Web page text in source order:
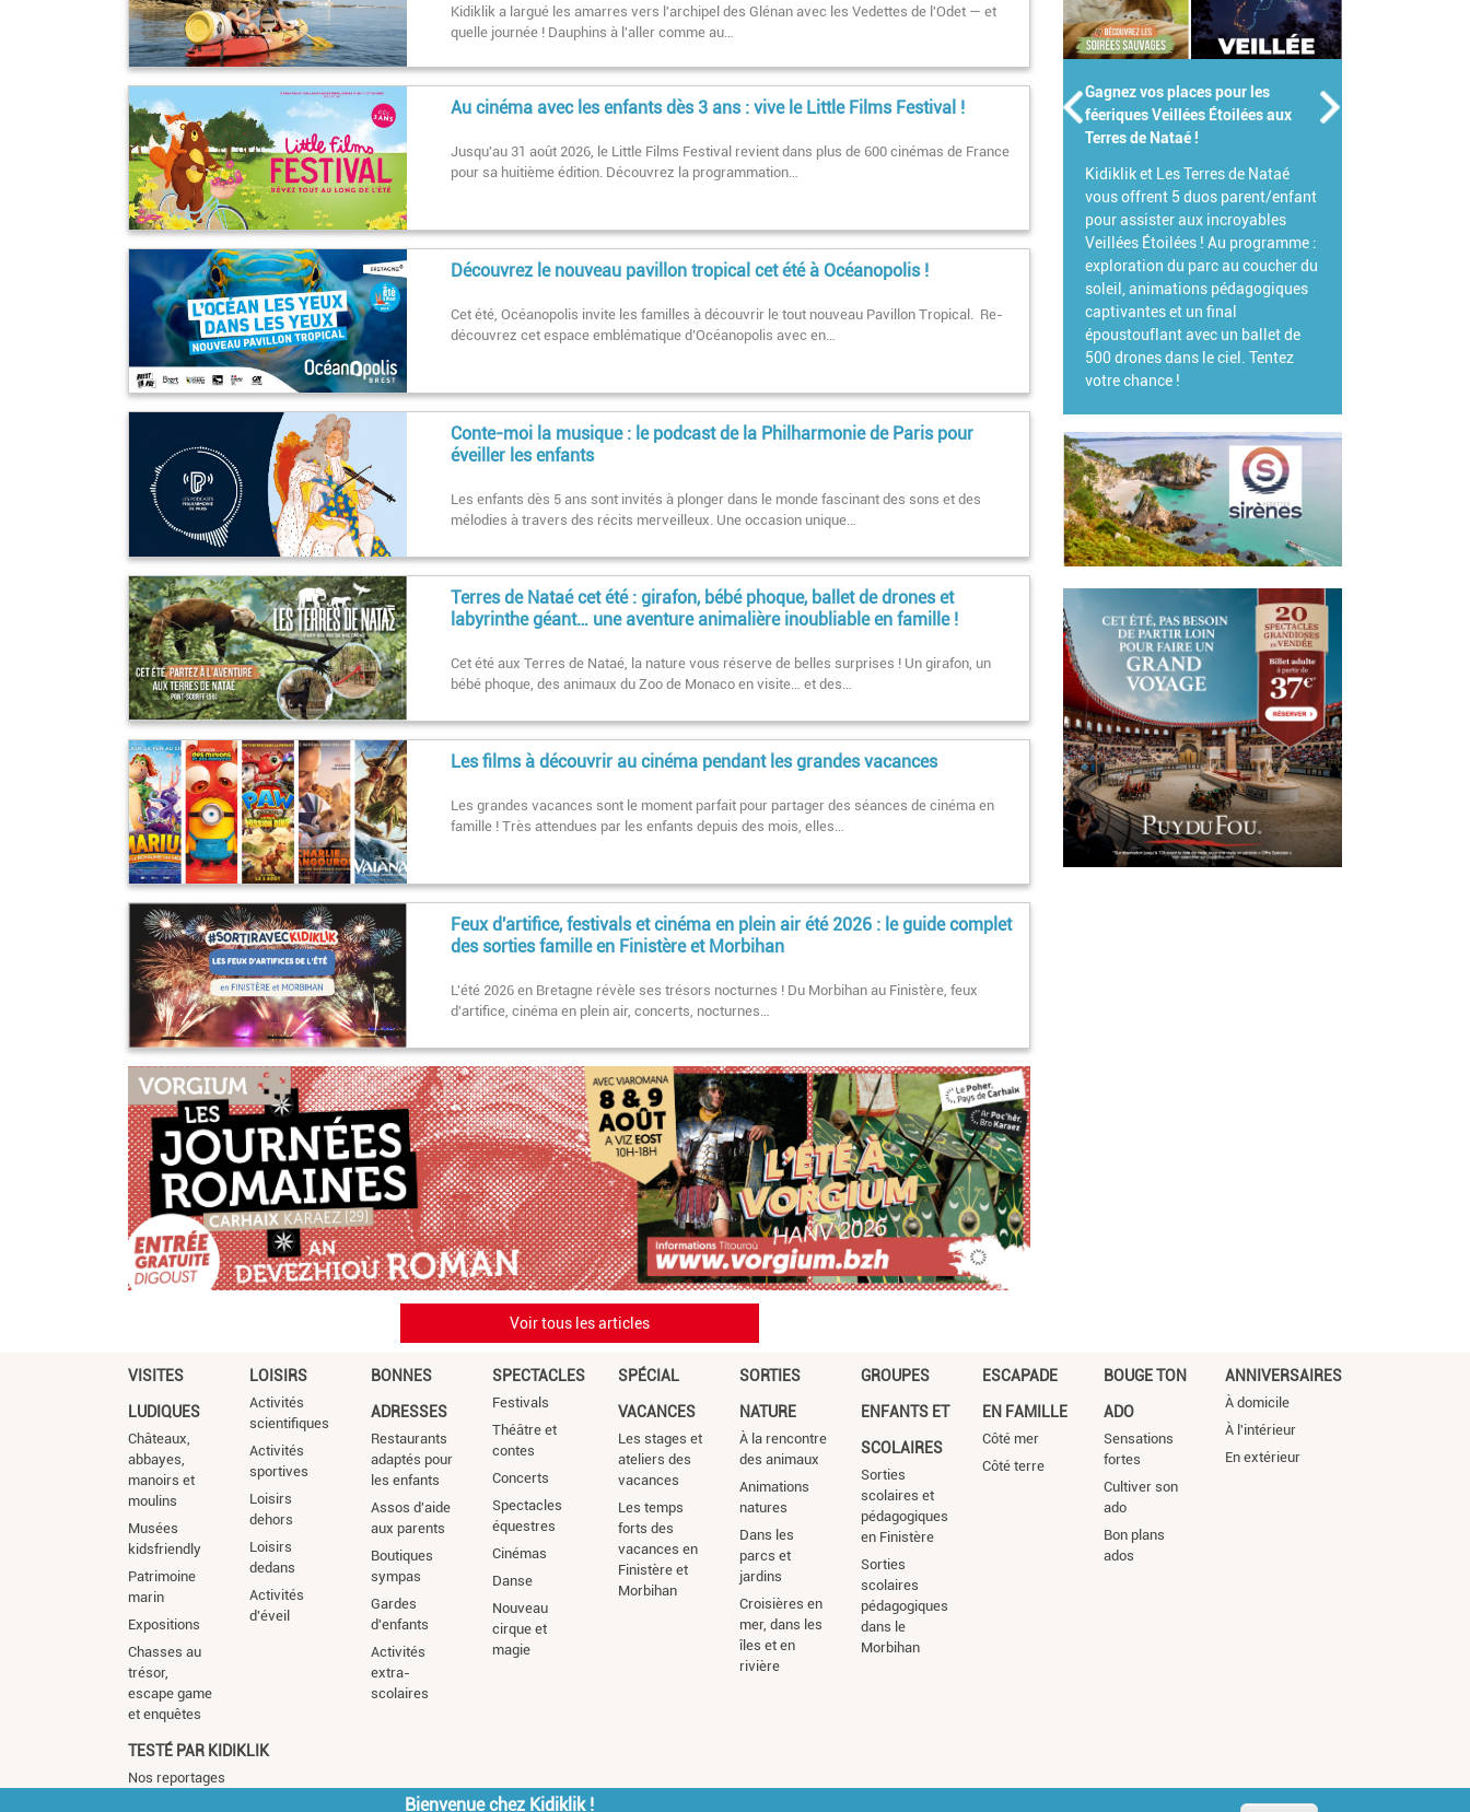
Kidiklik a largué les amarres vers l'archipel des Glénan avec les Vedettes de l'Odet — et
quelle journée ! Dauphins à l'aller comme au…
Au cinéma avec les enfants dès 3 ans : vive le Little Films Festival !
Jusqu'au 31 août 2026, le Little Films Festival revient dans plus de 600 cinémas de France
pour sa huitième édition. Découvrez la programmation…
Découvrez le nouveau pavillon tropical cet été à Océanopolis !
Cet été, Océanopolis invite les familles à découvrir le tout nouveau Pavillon Tropical. Re-
découvrez cet espace emblématique d’Océanopolis avec en…
Conte-moi la musique : le podcast de la Philharmonie de Paris pour
éveiller les enfants
Les enfants dès 5 ans sont invités à plonger dans le monde fascinant des sons et des
mélodies à travers des récits merveilleux. Une occasion unique…
Terres de Nataé cet été : girafon, bébé phoque, ballet de drones et
labyrinthe géant… une aventure animalière inoubliable en famille !
Cet été aux Terres de Nataé, la nature vous réserve de belles surprises ! Un girafon, un
bébé phoque, des animaux du Zoo de Monaco en visite… et des…
Les films à découvrir au cinéma pendant les grandes vacances
Les grandes vacances sont le moment parfait pour partager des séances de cinéma en
famille ! Très attendues par les enfants depuis des mois, elles…
Feux d'artifice, festivals et cinéma en plein air été 2026 : le guide complet
des sorties famille en Finistère et Morbihan
L'été 2026 en Bretagne révèle ses trésors nocturnes ! Du Morbihan au Finistère, feux
d'artifice, cinéma en plein air, concerts, nocturnes…
Voir tous les articles
Gagnez votre Pass Famille pour le
Parc de Branféré !
Kidiklik s'associent pour vous
offrir votre Pass Famille !
L'occasion idéale de venir explorer
ce parc animalier et botanique
d'exception et de découvrir toutes
ses grandes nouveautés 2026.
VISITES
LUDIQUES
Châteaux,
abbayes,
manoirs et
moulins
Musées
kidsfriendly
Patrimoine
marin
Expositions
Chasses au
trésor,
escape game
et enquêtes
LOISIRS
Activités
scientifiques
Activités
sportives
Loisirs
dehors
Loisirs
dedans
Activités
d'éveil
BONNES
ADRESSES
Restaurants
adaptés pour
les enfants
Assos d'aide
aux parents
Boutiques
sympas
Gardes
d'enfants
Activités
extra-
scolaires
SPECTACLES
Festivals
Théâtre et
contes
Concerts
Spectacles
équestres
Cinémas
Danse
Nouveau
cirque et
magie
SPÉCIAL
VACANCES
Les stages et
ateliers des
vacances
Les temps
forts des
vacances en
Finistère et
Morbihan
SORTIES
NATURE
À la rencontre
des animaux
Animations
natures
Dans les
parcs et
jardins
Croisières en
mer, dans les
îles et en
rivière
GROUPES
ENFANTS ET
SCOLAIRES
Sorties
scolaires et
pédagogiques
en Finistère
Sorties
scolaires
pédagogiques
dans le
Morbihan
ESCAPADE
EN FAMILLE
Côté mer
Côté terre
BOUGE TON
ADO
Sensations
fortes
Cultiver son
ado
Bon plans
ados
ANNIVERSAIRES
À domicile
À l'intérieur
En extérieur
TESTÉ PAR KIDIKLIK
Nos reportages
Bienvenue chez Kidiklik !